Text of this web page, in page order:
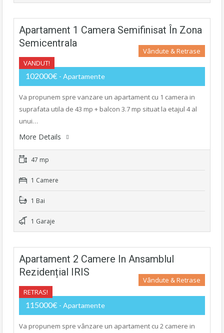
Apartament 1 Camera Semifinisat În Zona
Semicentrala
VANDUT!
Vândute & Retrase
102000€ - Apartamente
Va propunem spre vanzare un apartament cu 1 camera in
suprafata utila de 43 mp + balcon 3.7 mp situat la etajul 4 al
unui…
More Details
47 mp
1 Camere
1 Bai
1 Garaje
Apartament 2 Camere In Ansamblul
Rezidențial IRIS
RETRAS!
Vândute & Retrase
115000€ - Apartamente
Va propunem spre vânzare un apartament cu 2 camere in